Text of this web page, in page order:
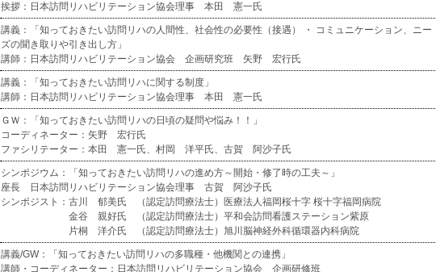
挨拶：日本訪問リハビリテーション協会理事 本田 憲一氏
講義：「知っておきたい訪問リハの人間性、社会性の必要性（接遇） ・ コミュニケーション、ニー
ズの聞き取りや引き出し方」
講師：日本訪問リハビリテーション協会 企画研究班 矢野 宏行氏
講義：「知っておきたい訪問リハに関する制度」
講師：日本訪問リハビリテーション協会理事 本田 憲一氏
ＧＷ：「知っておきたい訪問リハの日頃の疑問や悩み！！」
コーディネーター：矢野 宏行氏
ファシリテーター：本田 憲一氏、村岡 洋平氏、古賀 阿沙子氏
シンポジウム：「知っておきたい訪問リハの進め方～開始・修了時の工夫～」
座長 日本訪問リハビリテーション協会理事 古賀 阿沙子氏
シンポジスト：古川 郁美氏 （認定訪問療法士）医療法人福岡桜十字 桜十字福岡病院
金谷 親好氏 （認定訪問療法士）平和会訪問看護ステーション紫原
片桐 洋介氏 （認定訪問療法士）旭川脳神経外科循環器内科病院
講義/GW：「知っておきたい訪問リハの多職種・他機関との連携」
講師・コーディネーター：日本訪問リハビリテーション協会 企画研修班